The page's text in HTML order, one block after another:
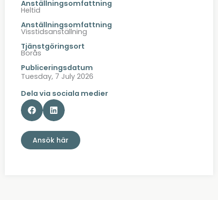
Anställningsomfattning
Heltid
Anställningsomfattning
Visstidsanställning
Tjänstgöringsort
Borås
Publiceringsdatum
Tuesday, 7 July 2026
Dela via sociala medier
Ansök här